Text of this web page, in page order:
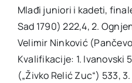
Mlađi juniori i kadeti,
Sad 1790) 222,4, 2.
Velimir Ninković (Pančevo
Kvalifikacije: 1. Ivanovski
(„Živko Relić Zuc“) 533,